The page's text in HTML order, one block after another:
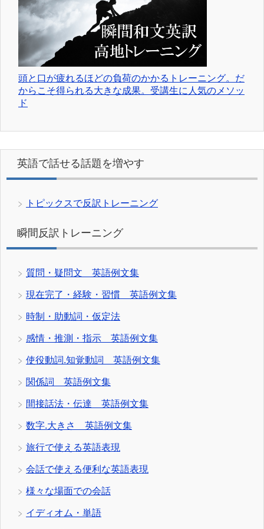
頭と口が疲れるほどの負荷のかかるトレーニング。だ
からこそ得られる大きな成果。受講生に人気のメソッ
ド
英語で話せる話題を増やす
トピックスで反訳トレーニング
瞬間反訳トレーニング
質問・疑問文 英語例文集
現在完了・経験・習慣 英語例文集
時制・助動詞・仮定法
感情・推測・指示 英語例文集
使役動詞.知覚動詞 英語例文集
関係詞 英語例文集
間接話法・伝達 英語例文集
数字.大きさ 英語例文集
旅行で使える英語表現
会話で使える便利な英語表現
様々な場面での会話
イディオム・単語